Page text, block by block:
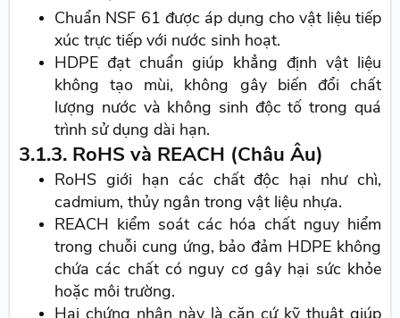
Chuẩn NSF 61 được áp dụng cho vật liệu tiếp
xúc trực tiếp với nước sinh hoạt.
HDPE đạt chuẩn giúp khẳng định vật liệu
không tạo mùi, không gây biến đổi chất
lượng nước và không sinh độc tố trong quá
trình sử dụng dài hạn.
3.1.3. RoHS và REACH (Châu Âu)
RoHS giới hạn các chất độc hại như chì,
cadmium, thủy ngân trong vật liệu nhựa.
REACH kiểm soát các hóa chất nguy hiểm
trong chuỗi cung ứng, bảo đảm HDPE không
chứa các chất có nguy cơ gây hại sức khỏe
hoặc môi trường.
Hai chứng nhận này là căn cứ kỹ thuật giúp